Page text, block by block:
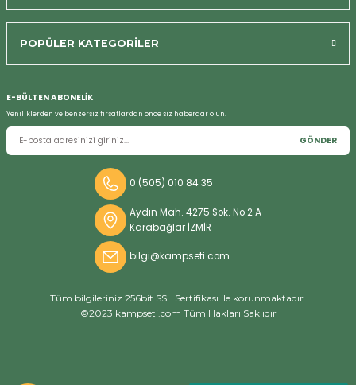
POPÜLER KATEGORİLER
E-BÜLTEN ABONELİK
Yeniliklerden ve benzersiz fırsatlardan önce siz haberdar olun.
GÖNDER
0 (505) 010 84 35
Aydın Mah. 4275 Sok. No:2 A
Karabağlar İZMİR
bilgi@kampseti.com
Tüm bilgileriniz 256bit SSL Sertifikası ile korunmaktadır.
©2023 kampseti.com Tüm Hakları Saklıdır